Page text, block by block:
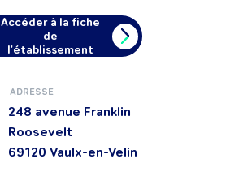
Accéder à la fiche
de
l'établissement
ADRESSE
248 avenue Franklin
Roosevelt
69120 Vaulx-en-Velin